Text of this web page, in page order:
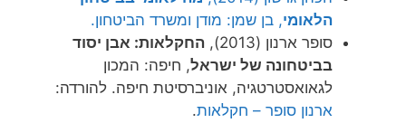
הלאומי, בן שמן: מודן ומשרד הביטחון.
סופר ארנון (2013),
החקלאות: אבן יסוד
בביטחונה של ישראל, חיפה: המכון
לגאואסטרטגיה, אוניברסיטת חיפה. להורדה:
ארנון סופר – חקלאות.